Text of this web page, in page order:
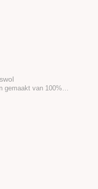
gemaakt van 100%…